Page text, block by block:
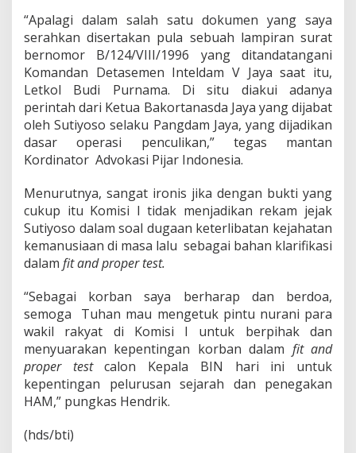
i
“Apalagi dalam salah satu dokumen yang saya
serahkan disertakan pula sebuah lampiran surat
bernomor B/124/VIII/1996 yang ditandatangani
Komandan Detasemen Inteldam V Jaya saat itu,
Letkol Budi Purnama. Di situ diakui adanya
perintah dari Ketua Bakortanasda Jaya yang dijabat
oleh Sutiyoso selaku Pangdam Jaya, yang dijadikan
dasar operasi penculikan,” tegas mantan
Kordinator Advokasi Pijar Indonesia.
Menurutnya, sangat ironis jika dengan bukti yang
cukup itu Komisi I tidak menjadikan rekam jejak
Sutiyoso dalam soal dugaan keterlibatan kejahatan
kemanusiaan di masa lalu sebagai bahan klarifikasi
dalam fit and proper test.
“Sebagai korban saya berharap dan berdoa,
semoga Tuhan mau mengetuk pintu nurani para
wakil rakyat di Komisi I untuk berpihak dan
menyuarakan kepentingan korban dalam fit and
proper testcalon Kepala BIN hari ini untuk
kepentingan pelurusan sejarah dan penegakan
HAM,” pungkas Hendrik.
(hds/bti)